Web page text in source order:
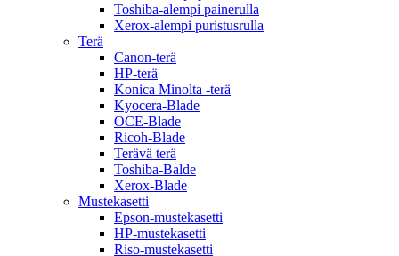
Toshiba-alempi painerulla
Xerox-alempi puristusrulla
Terä
Canon-terä
HP-terä
Konica Minolta -terä
Kyocera-Blade
OCE-Blade
Ricoh-Blade
Terävä terä
Toshiba-Balde
Xerox-Blade
Mustekasetti
Epson-mustekasetti
HP-mustekasetti
Riso-mustekasetti